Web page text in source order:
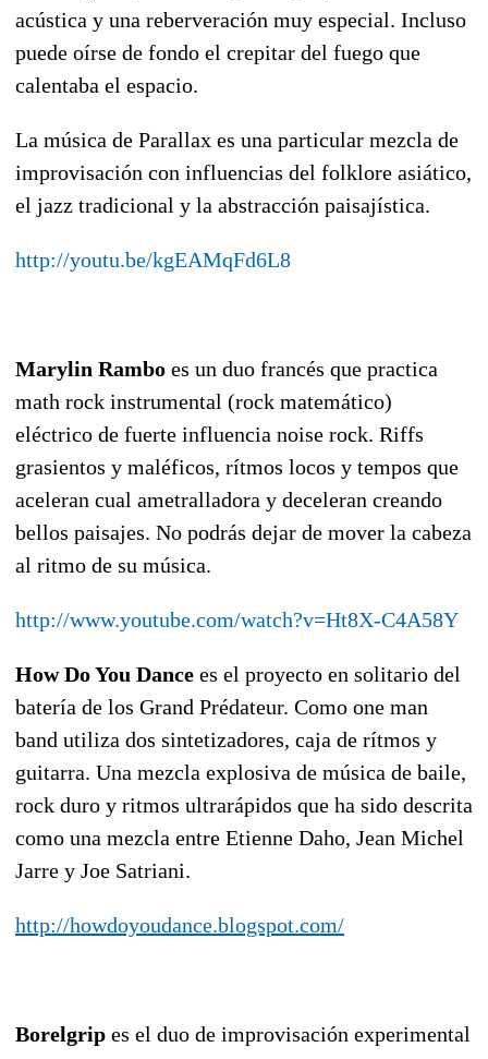
acústica y una reberveración muy especial. Incluso
puede oírse de fondo el crepitar del fuego que
calentaba el espacio.
La música de Parallax es una particular mezcla de
improvisación con influencias del folklore asiático,
el jazz tradicional y la abstracción paisajística.
http://youtu.be/kgEAMqFd6L8
Marylin Rambo es un duo francés que practica
math rock instrumental (rock matemático)
eléctrico de fuerte influencia noise rock. Riffs
grasientos y maléficos, rítmos locos y tempos que
aceleran cual ametralladora y deceleran creando
bellos paisajes. No podrás dejar de mover la cabeza
al ritmo de su música.
http://www.youtube.com/watch?v=Ht8X-C4A58Y
How Do You Dance es el proyecto en solitario del
batería de los Grand Prédateur. Como one man
band utiliza dos sintetizadores, caja de rítmos y
guitarra. Una mezcla explosiva de música de baile,
rock duro y ritmos ultrarápidos que ha sido descrita
como una mezcla entre Etienne Daho, Jean Michel
Jarre y Joe Satriani.
http://howdoyoudance.blogspot.com/
Borelgrip es el duo de improvisación experimental